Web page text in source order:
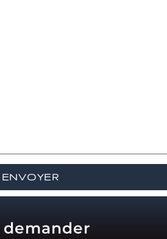
demander